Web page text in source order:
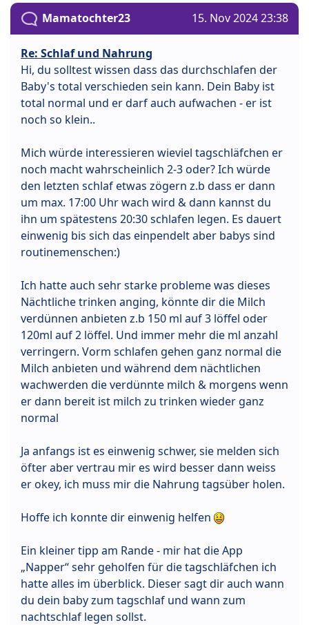
Mamatochter23 15. Nov 2024 23:38
Re: Schlaf und Nahrung
Hi, du solltest wissen dass das durchschlafen der
Baby's total verschieden sein kann. Dein Baby ist
total normal und er darf auch aufwachen - er ist
noch so klein..
Mich würde interessieren wieviel tagschläfchen er
noch macht wahrscheinlich 2-3 oder? Ich würde
den letzten schlaf etwas zögern z.b dass er dann
um max. 17:00 Uhr wach wird & dann kannst du
ihn um spätestens 20:30 schlafen legen. Es dauert
einwenig bis sich das einpendelt aber babys sind
routinemenschen:)
Ich hatte auch sehr starke probleme was dieses
Nächtliche trinken anging, könnte dir die Milch
verdünnen anbieten z.b 150 ml auf 3 löffel oder
120ml auf 2 löffel. Und immer mehr die ml anzahl
verringern. Vorm schlafen gehen ganz normal die
Milch anbieten und während dem nächtlichen
wachwerden die verdünnte milch & morgens wenn
er dann bereit ist milch zu trinken wieder ganz
normal
Ja anfangs ist es einwenig schwer, sie melden sich
öfter aber vertrau mir es wird besser dann weiss
er okey, ich muss mir die Nahrung tagsüber holen.
Hoffe ich konnte dir einwenig helfen
Ein kleiner tipp am Rande - mir hat die App
„Napper“ sehr geholfen für die tagschläfchen ich
hatte alles im überblick. Dieser sagt dir auch wann
du dein baby zum tagschlaf und wann zum
nachtschlaf legen sollst.